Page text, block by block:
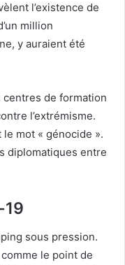
l’existence de
million
y auraient été
de formation
l’extrémisme.
mot « génocide ».
diplomatiques entre
19
sous pression.
le point de